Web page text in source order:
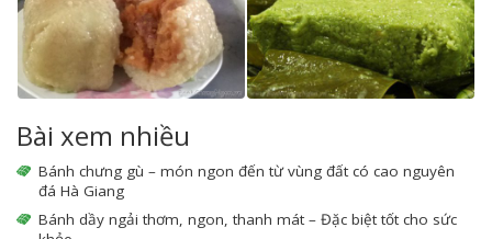
Bài xem nhiều
Bánh chưng gù – món ngon đến từ vùng đất có cao nguyên
đá Hà Giang
Bánh dầy ngải thơm, ngon, thanh mát – Đặc biệt tốt cho sức